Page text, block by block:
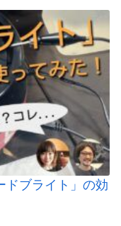
ドブライト」の効